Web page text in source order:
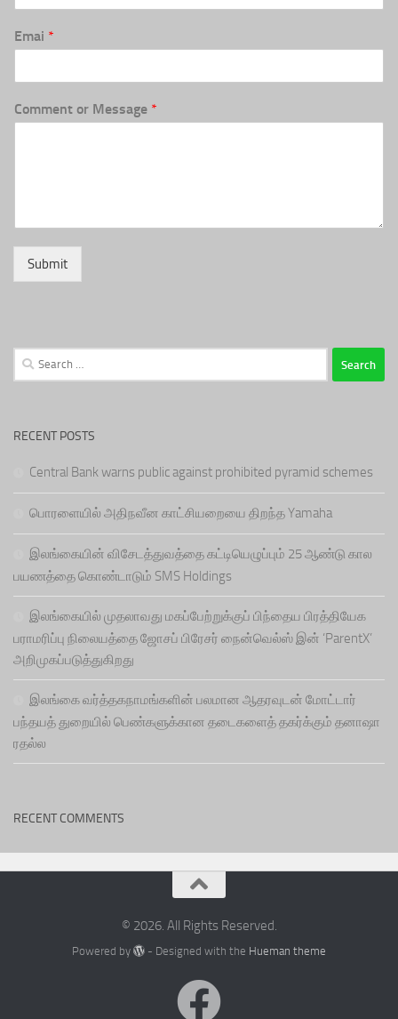
Emai *
Comment or Message *
Submit
Search
for:
RECENT POSTS
Central Bank warns public against prohibited pyramid schemes
பொரளையில் அதிநவீன காட்சியறையை திறந்த Yamaha
இலங்கையின் விசேடத்துவத்தை கட்டியெழுப்பும் 25 ஆண்டு கால
பயணத்தை கொண்டாடும் SMS Holdings
இலங்கையில் முதலாவது மகப்பேற்றுக்குப் பிந்தைய பிரத்தியேக
பராமரிப்பு நிலையத்தை ஜோசப் பிரேசர் நைன்வெல்ஸ் இன் ‘ParentX’
அறிமுகப்படுத்துகிறது
இலங்கை வர்த்தகநாமங்களின் பலமான ஆதரவுடன் மோட்டார்
பந்தயத் துறையில் பெண்களுக்கான தடைகளைத் தகர்க்கும் தனாஷா
ரதல்ல
RECENT COMMENTS
© 2026. All Rights Reserved.
Powered by - Designed with the Hueman theme